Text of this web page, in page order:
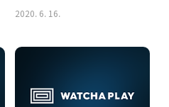
2020. 6. 16.